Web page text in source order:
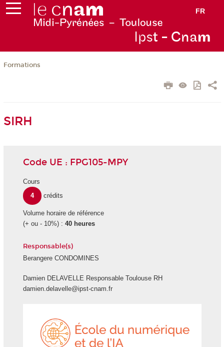
FR
Ipst - Cnam
Formations
SIRH
Code UE : FPG105-MPY
Cours
4
crédits
Volume horaire de référence
(+ ou - 10%) : 40 heures
Responsable(s)
Berangere CONDOMINES
Damien DELAVELLE Responsable Toulouse RH
damien.delavelle@ipst-cnam.fr